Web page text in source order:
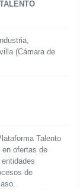
(Cámara de
Talento
ofertas de
de